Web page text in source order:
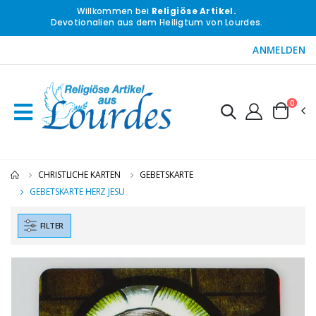
Willkommen bei Religiöse Artikel.
Devotionalien aus dem Heiligtum von Lourdes.
ANMELDEN
0
CHRISTLICHE KARTEN
GEBETSKARTE
GEBETSKARTE HERZ JESU
FILTER